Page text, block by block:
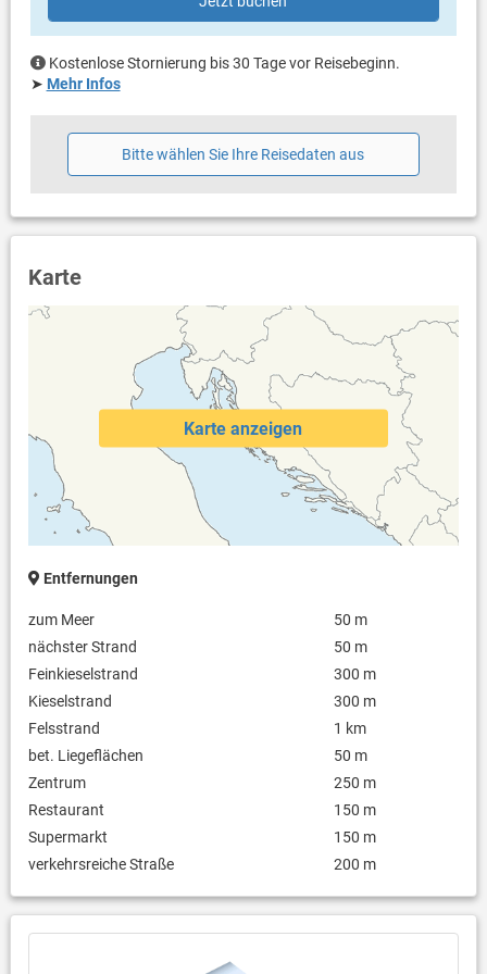
Haustier)
Klimaanlage im Preis inklusive
Bettwäsche vorhanden
Handtücher vorhanden
Kostenlose Stornierung bis 30 Tage vor Reisebeginn.
➤ Mehr Infos
Bitte wählen Sie Ihre Reisedaten aus
Karte
Karte anzeigen
Entfernungen
zum Meer
50 m
nächster Strand
50 m
Feinkieselstrand
300 m
Kieselstrand
300 m
Felsstrand
1 km
bet. Liegeflächen
50 m
Zentrum
250 m
Restaurant
150 m
Supermarkt
150 m
verkehrsreiche Straße
200 m